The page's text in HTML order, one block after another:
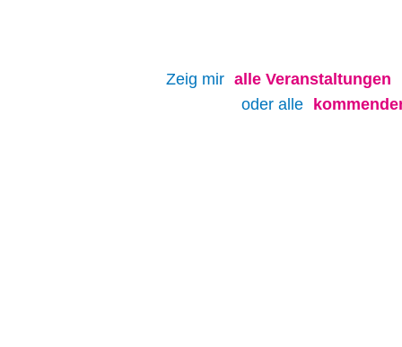
Zeig mir alle Veranstaltungen
oder alle